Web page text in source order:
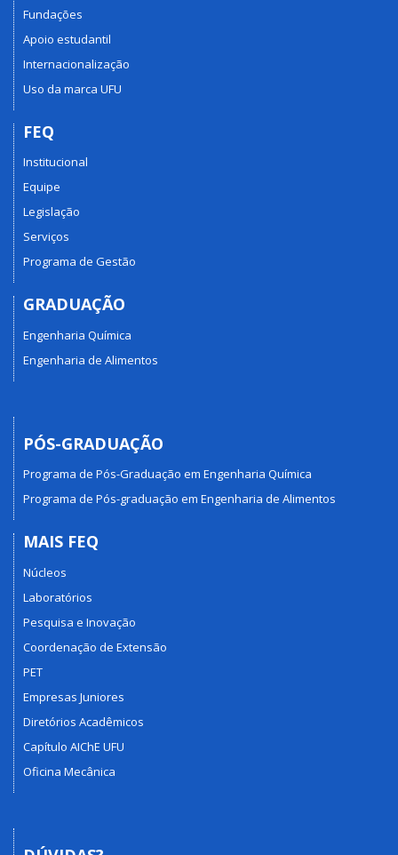
Fundações
Apoio estudantil
Internacionalização
Uso da marca UFU
FEQ
Institucional
Equipe
Legislação
Serviços
Programa de Gestão
GRADUAÇÃO
Engenharia Química
Engenharia de Alimentos
PÓS-GRADUAÇÃO
Programa de Pós-Graduação em Engenharia Química
Programa de Pós-graduação em Engenharia de Alimentos
MAIS FEQ
Núcleos
Laboratórios
Pesquisa e Inovação
Coordenação de Extensão
PET
Empresas Juniores
Diretórios Acadêmicos
Capítulo AIChE UFU
Oficina Mecânica